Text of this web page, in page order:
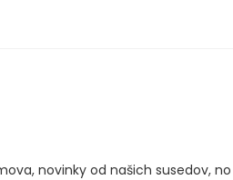
novinky od našich susedov,